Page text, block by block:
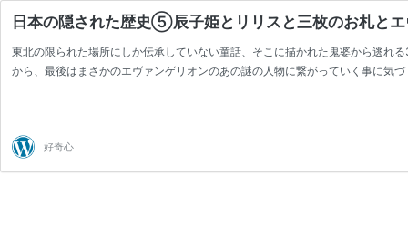
日本の隠された歴史⑤辰子姫とリリスと三枚のお札と
東北の限られた場所にしか伝承していない童話、そこに描かれた鬼婆から逃れ
から、最後はまさかのエヴァンゲリオンのあの謎の人物に繋がっていく事に気づ
好奇心